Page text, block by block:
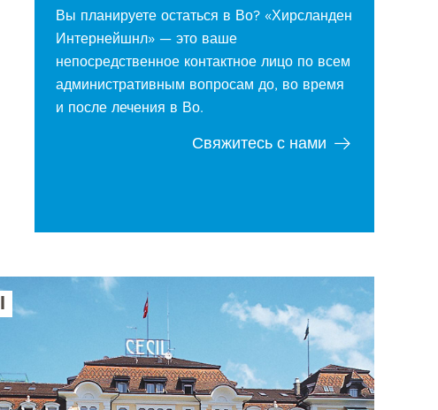
Вы планируете остаться в Во? «Хирсланден
Интернейшнл» — это ваше
непосредственное контактное лицо по всем
административным вопросам до, во время
и после лечения в Во.
Свяжитесь с нами